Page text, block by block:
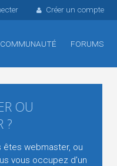
Créer un compte
COMMUNAUTÉ FORUMS
OU
?
êtes webmaster, ou
vous occupez d'un